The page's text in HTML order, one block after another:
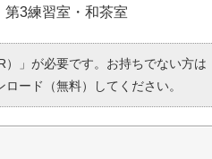
3練習室・和茶室
」が必要です。お持ちでない方は
ロード（無料）してください。